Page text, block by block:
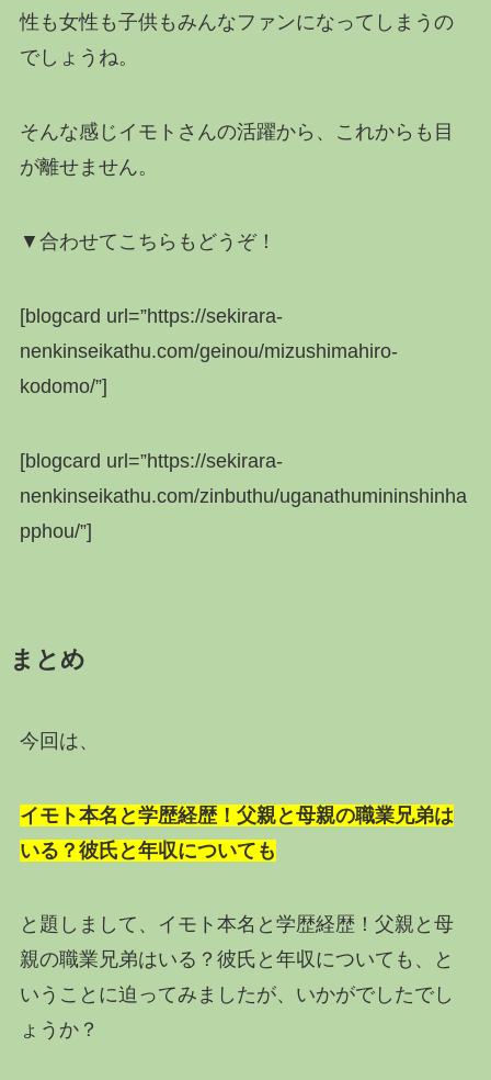
性も女性も子供もみんなファンになってしまうの
でしょうね。
そんな感じイモトさんの活躍から、これからも目
が離せません。
▼合わせてこちらもどうぞ！
[blogcard url=”https://sekirara-
nenkinseikathu.com/geinou/mizushimahiro-
kodomo/”]
[blogcard url=”https://sekirara-
nenkinseikathu.com/zinbuthu/uganathumininshinha
pphou/”]
まとめ
今回は、
イモト本名と学歴経歴！父親と母親の職業兄弟は
いる？彼氏と年収についても
と題しまして、イモト本名と学歴経歴！父親と母
親の職業兄弟はいる？彼氏と年収についても、と
いうことに迫ってみましたが、いかがでしたでし
ょうか？